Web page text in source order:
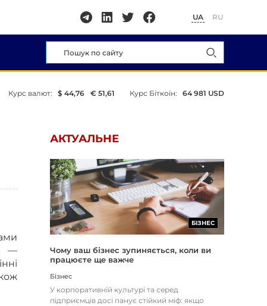
UA RU
Курс валют: $ 44,76 € 51,61 Курс Біткоїн: 64 981 USD
—
АКТУАЛЬНЕ
БІЗНЕС
Чому ваш бізнес зупиняється, коли ви
працюєте ще важче
Бізнес
У корпоративній культурі та серед
підприємців досі панує стійкий міф: якщо